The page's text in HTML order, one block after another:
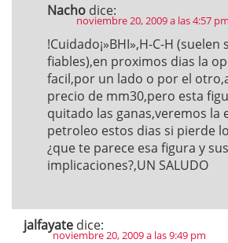
Nacho dice:
noviembre 20, 2009 a las 4:57 pm
!Cuidado¡»BHI»,H-C-H (suelen
fiables),en proximos dias la
facil,por un lado o por el
precio de mm30,pero esta
quitado las ganas,veremos la
petroleo estos dias si pierde
¿que te parece esa figura y sus
implicaciones?,UN SALUDO
jalfayate dice:
noviembre 20, 2009 a las 9:49 pm